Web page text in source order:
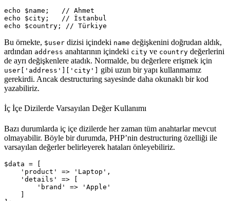
echo $name;   // Ahmet
echo $city;   // İstanbul
Bu örnekte, $user dizisi içindeki name değişkenini doğrudan aldık,
ardından address anahtarının içindeki city ve country değerlerini
de ayrı değişkenlere atadık. Normalde, bu değerlere erişmek için
user['address']['city']
gibi uzun bir yapı kullanmamız
gerekirdi. Ancak destructuring sayesinde daha okunaklı bir kod
yazabiliriz.
İç İçe Dizilerde Varsayılan Değer Kullanımı
Bazı durumlarda iç içe dizilerde her zaman tüm anahtarlar mevcut
olmayabilir. Böyle bir durumda, PHP’nin destructuring özelliği ile
varsayılan değerler belirleyerek hataları önleyebiliriz.
$data = [
    'product' => 'Laptop',
    'details' => [
        'brand' => 'Apple'
    ]